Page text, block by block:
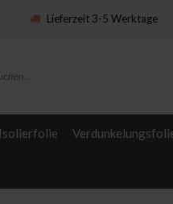
Lieferzeit 3-5 Werktage
Isolierfolie